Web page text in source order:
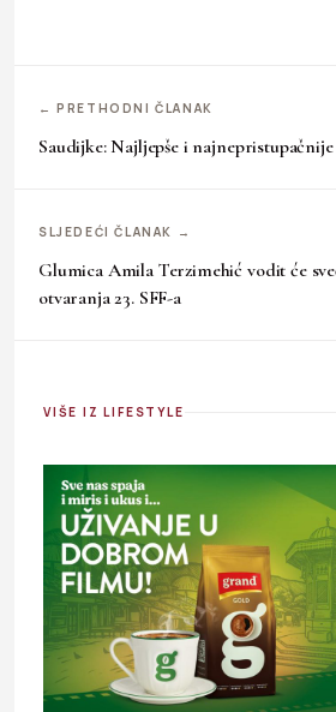
← PRETHODNI ČLANAK
Saudijke: Najljepše i najnepristupačnije
SLJEDEĆI ČLANAK →
Glumica Amila Terzimehić vodit će
otvaranja 23. SFF-a
VIŠE IZ LIFESTYLE